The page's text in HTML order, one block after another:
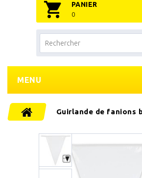
PANIER
0
MENU
Guirlande de fanions